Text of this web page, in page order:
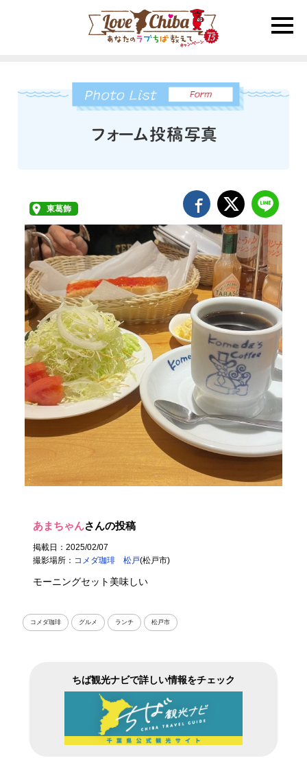
toggle
東葛飾
あまちゃんさんの投稿
掲載日：2025/02/07
撮影場所： コメダ珈琲 松戸(松戸市)
モーニングセット美味しい
コメダ珈琲 グルメ ランチ 松戸市
ちば観光ナビで詳しい情報をチェック